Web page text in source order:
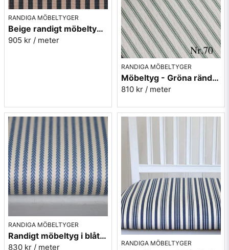
RANDIGA MÖBELTYGER
Beige randigt möbeltyg - Lill rand nr.391
905 kr / meter
RANDIGA MÖBELTYGER
Möbeltyg - Gröna ränder - Ellinor nr.70
810 kr / meter
RANDIGA MÖBELTYGER
Randigt möbeltyg i blått - Sofia Rand nr.50
830 kr / meter RANDIGA MÖBELTYGER